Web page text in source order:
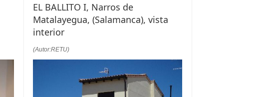
EL BALLITO I, Narros de
Matalayegua, (Salamanca), vista
interior
(Autor:RETU)